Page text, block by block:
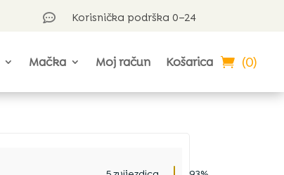
 Korisnička podrška 0–24
Mačka Moj račun Košarica (0)